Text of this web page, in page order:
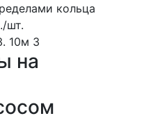
кольца
шт.
10м 3
на